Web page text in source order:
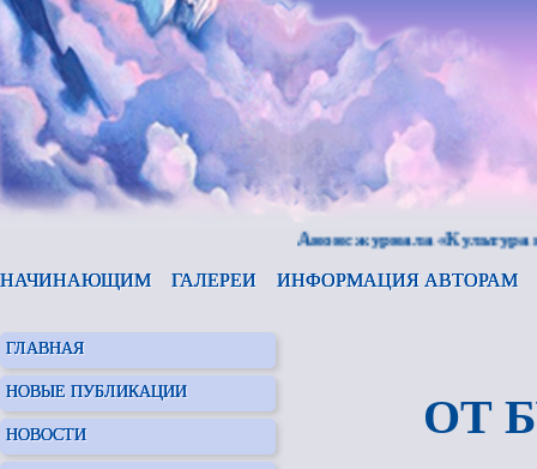
Анонс журнала «Культура и
НАЧИНАЮЩИМ ГАЛЕРЕИ ИНФОРМАЦИЯ АВТОРАМ
ГЛАВНАЯ
НОВЫЕ ПУБЛИКАЦИИ
НОВОСТИ ОТ